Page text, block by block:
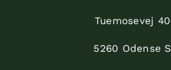
Tuemosevej 40
5260 Odense S